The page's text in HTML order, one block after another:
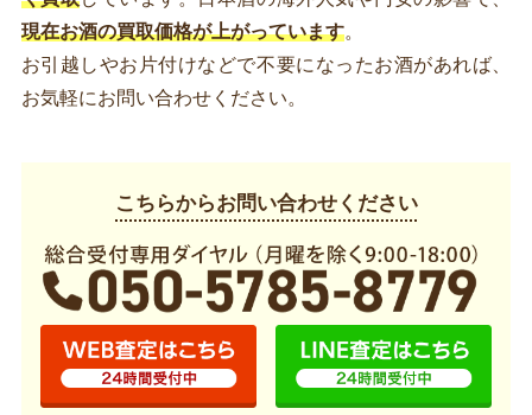
現在お酒の買取価格が上がっています。
お引越しやお片付けなどで不要になったお酒があれば、
お気軽にお問い合わせください。
こちらからお問い合わせください